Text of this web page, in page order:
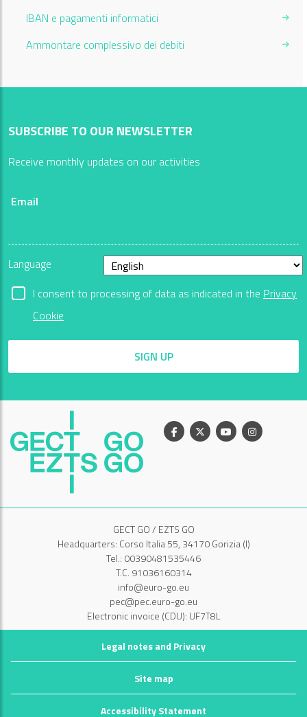
IBAN e pagamenti informatici
Ammontare complessivo dei debiti
SUBSCRIBE TO OUR NEWSLETTER
Receive monthly updates on our activities
Email
Language
I consent to processing of data as indicated in the Privacy
Cookie
SIGN UP
Facebook
X YoutubeInstagram
GECT GO / EZTS GO
Headquarters: Corso Italia 55, 34170 Gorizia (I)
Tel.: 00390481535446
T.C. 91036160314
info@euro-go.eu
pec@pec.euro-go.eu
Electronic invoice (CDU): UF7T8L
Legal notes and Privacy
Site map
Accessibility Statement